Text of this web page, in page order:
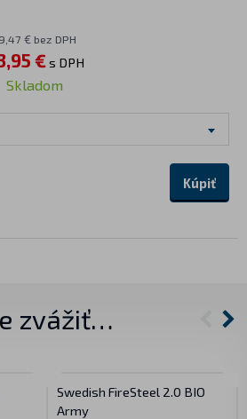
€ bez DPH
€s DPH
Skladom
Kúpiť
zvážiť…
Swedish FireSteel 2.0 BIO
Army